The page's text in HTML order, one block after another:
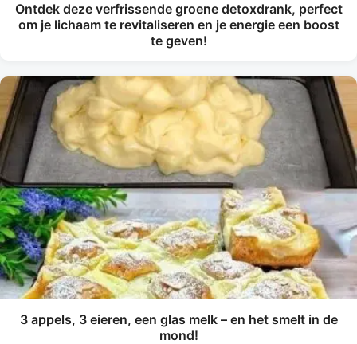
Ontdek deze verfrissende groene detoxdrank, perfect
om je lichaam te revitaliseren en je energie een boost
te geven!
3 appels, 3 eieren, een glas melk – en het smelt in de
mond!